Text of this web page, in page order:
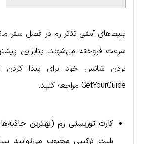
بلیط‌های آمفی تئاتر رم در فصل سفر
سرعت فروخته می‌شوند. بنابراین
GetYourGuide مراجعه کنید.
کارت توریستی رم (بهترین‌
بلیت ترکیبی محبوب می‌توانید